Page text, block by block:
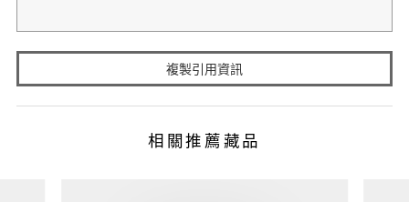
複製引用資訊
相關推薦藏品